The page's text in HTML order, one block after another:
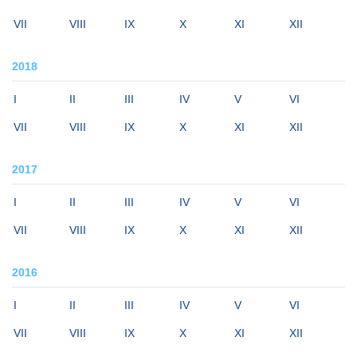
VII VIII IX X XI XII
2018
I II III IV V VI
VII VIII IX X XI XII
2017
I II III IV V VI
VII VIII IX X XI XII
2016
I II III IV V VI
VII VIII IX X XI XII